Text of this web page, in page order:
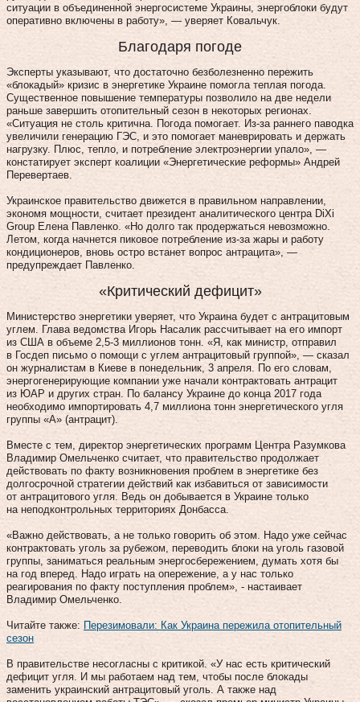
ситуации в объединенной энергосистеме Украины, энергоблоки будут
оперативно включены в работу», — уверяет Ковальчук.
Благодаря погоде
Эксперты указывают, что достаточно безболезненно пережить
«блокадый» кризис в энергетике Украине помогла теплая погода.
Существенное повышение температуры позволило на две недели
раньше завершить отопительный сезон в некоторых регионах.
«Ситуация не столь критична. Погода помогает. Из-за раннего паводка
увеличили генерацию ГЭС, и это помогает маневрировать и держать
нагрузку. Плюс, тепло, и потребление электроэнергии упало», —
констатирует эксперт коалиции «Энергетические реформы» Андрей
Перевертаев.
Украинское правительство движется в правильном направлении,
экономя мощности, считает президент аналитического центра DiXi
Group Елена Павленко. «Но долго так продержаться невозможно.
Летом, когда начнется пиковое потребление из-за жары и работу
кондиционеров, вновь остро встанет вопрос антрацита», —
предупреждает Павленко.
«Критический дефицит»
Министерство энергетики уверяет, что Украина будет с антрацитовым
углем. Глава ведомства Игорь Насалик рассчитывает на его импорт
из США в объеме 2,5-3 миллионов тонн. «Я, как министр, отправил
в Госдеп письмо о помощи с углем антрацитовый группой», — сказал
он журналистам в Киеве в понедельник, 3 апреля. По его словам,
энергогенерирующие компании уже начали контрактовать антрацит
из ЮАР и других стран. По балансу Украине до конца 2017 года
необходимо импортировать 4,7 миллиона тонн энергетического угля
группы «А» (антрацит).
Вместе с тем, директор энергетических программ Центра Разумкова
Владимир Омельченко считает, что правительство продолжает
действовать по факту возникновения проблем в энергетике без
долгосрочной стратегии действий как избавиться от зависимости
от антрацитового угля. Ведь он добывается в Украине только
на неподконтрольных территориях Донбасса.
«Важно действовать, а не только говорить об этом. Надо уже сейчас
контрактовать уголь за рубежом, переводить блоки на уголь газовой
группы, заниматься реальным энергосбережением, думать хотя бы
на год вперед. Надо играть на опережение, а у нас только
реагирования по факту поступления проблем», - настаивает
Владимир Омельченко.
Читайте также: Перезимовали: Как Украина пережила отопительный
сезон
В правительстве несогласны с критикой. «У нас есть критический
дефицит угля. И мы работаем над тем, чтобы после блокады
заменить украинский антрацитовый уголь. А также над